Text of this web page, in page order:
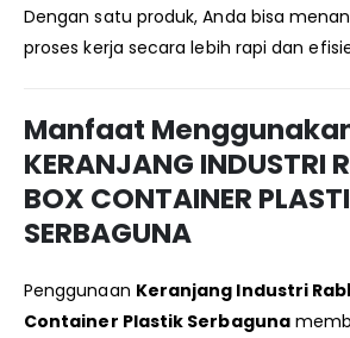
Dengan satu produk, Anda bisa
proses kerja secara lebih rapi dan
Manfaat
KERANJANG INDUSTRI
BOX CONTAINER
SERBAGUNA
Penggunaan Keranjang Industri
Container Plastik Serbaguna